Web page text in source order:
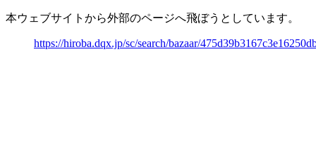
本ウェブサイトから外部のページへ飛ぼうとしています。
https://hiroba.dqx.jp/sc/search/bazaar/